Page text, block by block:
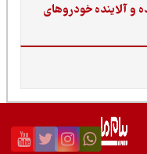
خودروهای